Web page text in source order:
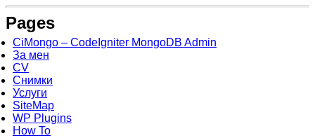
Pages
CiMongo – CodeIgniter MongoDB Admin
За мен
CV
Снимки
Услуги
SiteMap
WP Plugins
How To